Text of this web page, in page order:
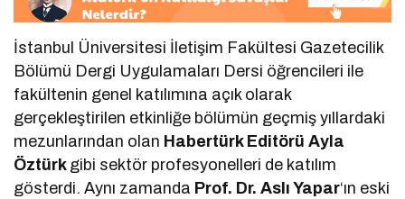
İstanbul Üniversitesi İletişim Fakültesi Gazetecilik
Bölümü Dergi Uygulamaları Dersi öğrencileri ile
fakültenin genel katılımına açık olarak
gerçekleştirilen etkinliğe bölümün geçmiş yıllardaki
mezunlarından olan Habertürk Editörü Ayla
Öztürk gibi sektör profesyonelleri de katılım
gösterdi. Aynı zamanda Prof. Dr. Aslı Yapar‘ın eski